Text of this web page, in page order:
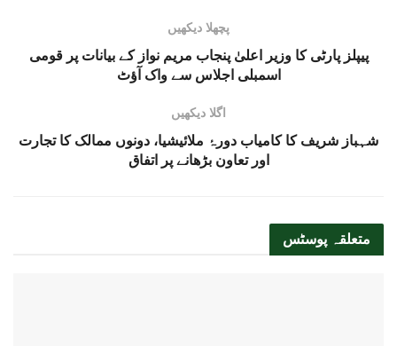
پچھلا دیکھیں
پیپلز پارٹی کا وزیر اعلیٰ پنجاب مریم نواز کے بیانات پر قومی
اسمبلی اجلاس سے واک آؤٹ
اگلا دیکھیں
شہباز شریف کا کامیاب دورۂ ملائیشیا، دونوں ممالک کا تجارت
اور تعاون بڑھانے پر اتفاق
متعلقہ پوسٹس